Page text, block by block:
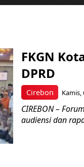
Cirebon
FKGN
DPRD
Kamis,
CIREBON –
audiensi dan